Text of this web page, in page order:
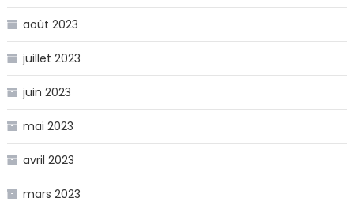
août 2023
juillet 2023
juin 2023
mai 2023
avril 2023
mars 2023